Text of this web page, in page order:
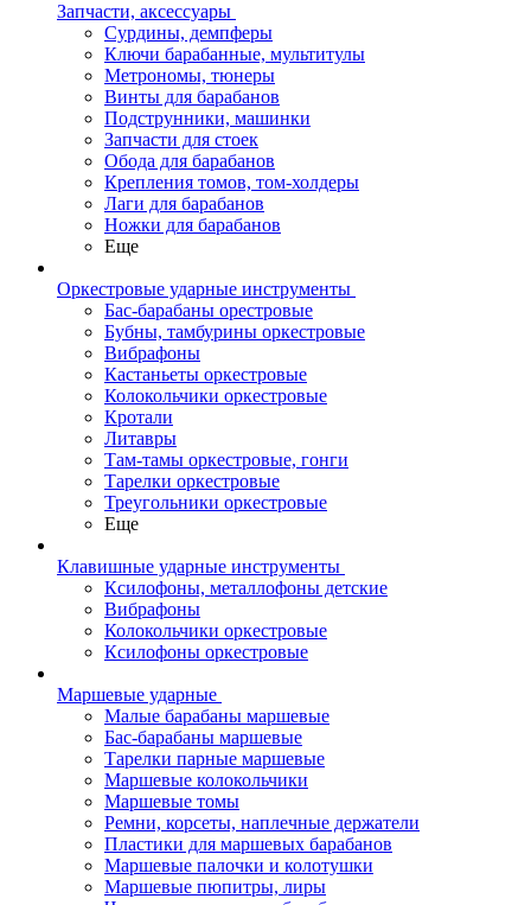
Запчасти, аксессуары
Сурдины, демпферы
Ключи барабанные, мультитулы
Метрономы, тюнеры
Винты для барабанов
Подструнники, машинки
Запчасти для стоек
Обода для барабанов
Крепления томов, том-холдеры
Лаги для барабанов
Ножки для барабанов
Еще
Оркестровые ударные инструменты
Бас-барабаны орестровые
Бубны, тамбурины оркестровые
Вибрафоны
Кастаньеты оркестровые
Колокольчики оркестровые
Кротали
Литавры
Там-тамы оркестровые, гонги
Тарелки оркестровые
Треугольники оркестровые
Еще
Клавишные ударные инструменты
Ксилофоны, металлофоны детские
Вибрафоны
Колокольчики оркестровые
Ксилофоны оркестровые
Маршевые ударные
Малые барабаны маршевые
Бас-барабаны маршевые
Тарелки парные маршевые
Маршевые колокольчики
Маршевые томы
Ремни, корсеты, наплечные держатели
Пластики для маршевых барабанов
Маршевые палочки и колотушки
Маршевые пюпитры, лиры